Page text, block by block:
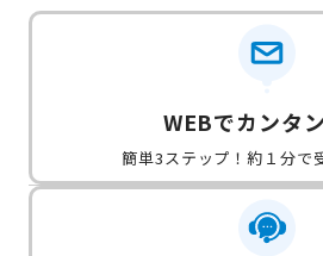
WEBでカンタ
簡単3ステップ！約１分で